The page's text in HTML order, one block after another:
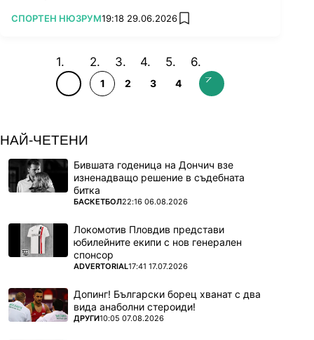
ПОВЕЧЕ ОТ
СПОРТЕН НЮЗРУМ19:18 29.06.2026 add favorites
1 2 3 4
НАЙ-ЧЕТЕНИ
Бившата годеница на Дончич взе
изненадващо решение в съдебната
битка
ПОВЕЧЕ ОТ
БАСКЕТБОЛ22:16 06.08.2026
Локомотив Пловдив представи
юбилейните екипи с нов генерален
спонсор
ПОВЕЧЕ ОТ
ADVERTORIAL17:41 17.07.2026
Допинг! Български борец хванат с два
вида анаболни стероиди!
ПОВЕЧЕ ОТ
ДРУГИ10:05 07.08.2026